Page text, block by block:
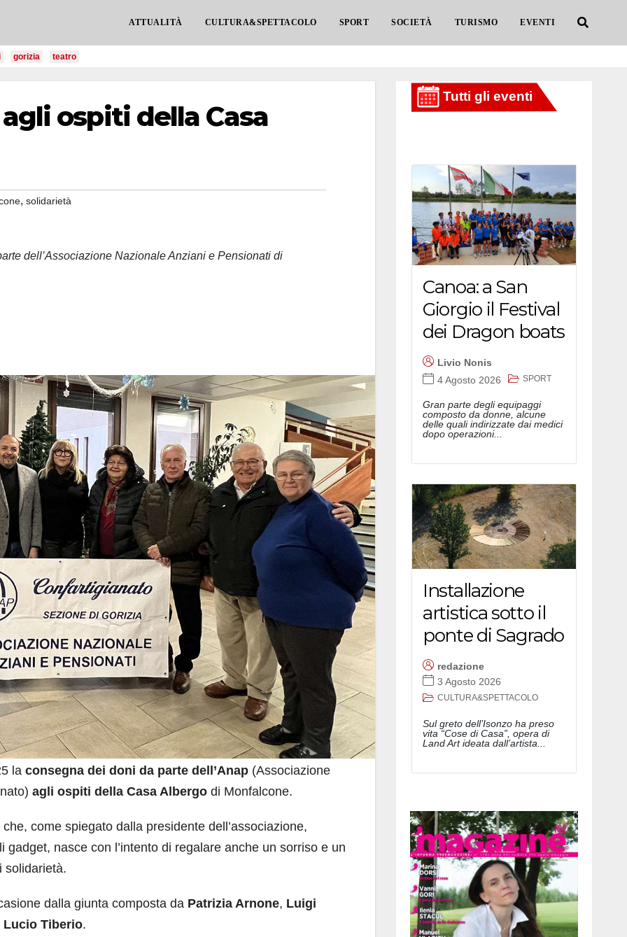
ATTUALITÀ CULTURA&SPETTACOLO SPORT SOCIETÀ TURISMO EVENTI
gorizia teatro
ospiti della Casa
, solidarietà
dell’Associazione Nazionale Anziani e Pensionati di
la consegna dei doni da parte dell’Anap (Associazione
agli ospiti della Casa Albergo di Monfalcone.
come spiegato dalla presidente dell’associazione,
gadget, nasce con l’intento di regalare anche un sorriso e un
solidarietà.
dalla giunta composta da Patrizia Arnone, Luigi
Lucio Tiberio.
Canoa: a San
Giorgio il Festival
dei Dragon boats
Livio Nonis
4 Agosto 2026
SPORT
Gran parte degli equipaggi
composto da donne, alcune
delle quali indirizzate dai medici
dopo operazioni...
Installazione
artistica sotto il
ponte di Sagrado
redazione
3 Agosto 2026
CULTURA&SPETTACOLO
Sul greto dell’Isonzo ha preso
vita “Cose di Casa”, opera di
Land Art ideata dall’artista...